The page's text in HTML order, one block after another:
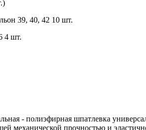
39, 40, 42 10 шт.
4 шт.
- полиэфирная шпатлевка
механической прочностью и